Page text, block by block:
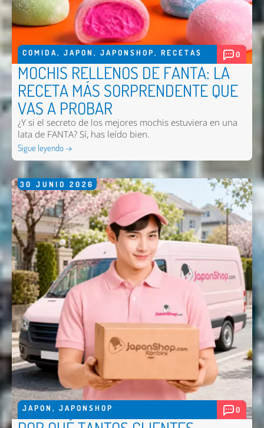
COMIDA, JAPON , JAPONSHOP, RECETAS 0
MOCHIS RELLENOS DE FANTA: LA
RECETA MÁS SORPRENDENTE QUE
VAS A PROBAR
¿Y si el secreto de los mejores mochis estuviera en una
lata de FANTA? Sí, has leído bien.
Sigue leyendo →
30 JUNIO 2026
JAPON , JAPONSHOP 0